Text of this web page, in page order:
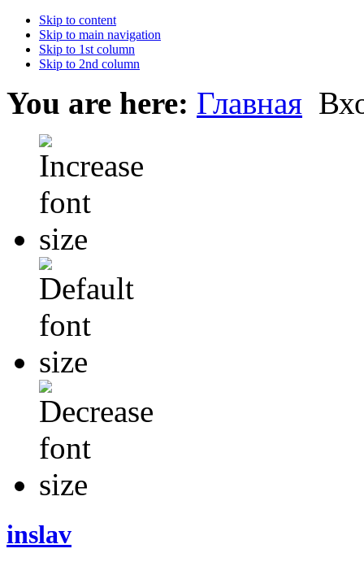
Skip to content
Skip to main navigation
Skip to 1st column
Skip to 2nd column
You are here: Главная
inslav